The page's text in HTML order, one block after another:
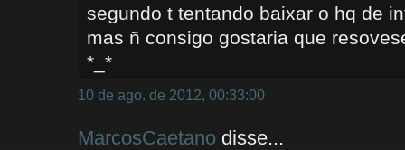
segundo t tentando baixar o hq de
mas ñ consigo gostaria que
*_*
10 de ago. de 2012, 00:33:00
MarcosCaetano disse...